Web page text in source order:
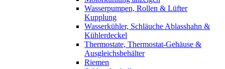
Wasserpumpen, Rollen & Lüfter
Kupplung
Wasserkühler, Schläuche Ablasshahn &
Kühlerdeckel
Thermostate, Thermostat-Gehäuse &
Ausgleichsbehälter
Riemen